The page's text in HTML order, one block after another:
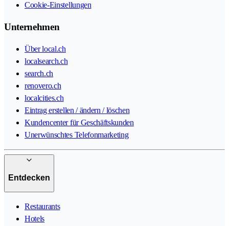
Cookie-Einstellungen
Unternehmen
Über local.ch
localsearch.ch
search.ch
renovero.ch
localcities.ch
Eintrag erstellen / ändern / löschen
Kundencenter für Geschäftskunden
Unerwünschtes Telefonmarketing
Entdecken
Restaurants
Hotels